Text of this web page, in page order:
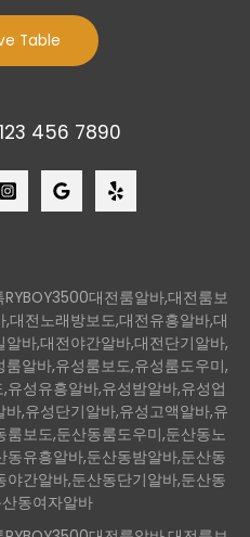
Table
456 7890
대전룸알바,대전룸보
대전노래방보도,대전유흥알바,대
바,대전야간알바,대전단기알바,
알바,유성룸보도,유성룸도우미,
성유흥알바,유성밤알바,유성업
,유성단기알바,유성고액알바,유
보도,둔산동룸도우미,둔산동노
유흥알바,둔산동밤알바,둔산동
간알바,둔산동단기알바,둔산동
동여자알바